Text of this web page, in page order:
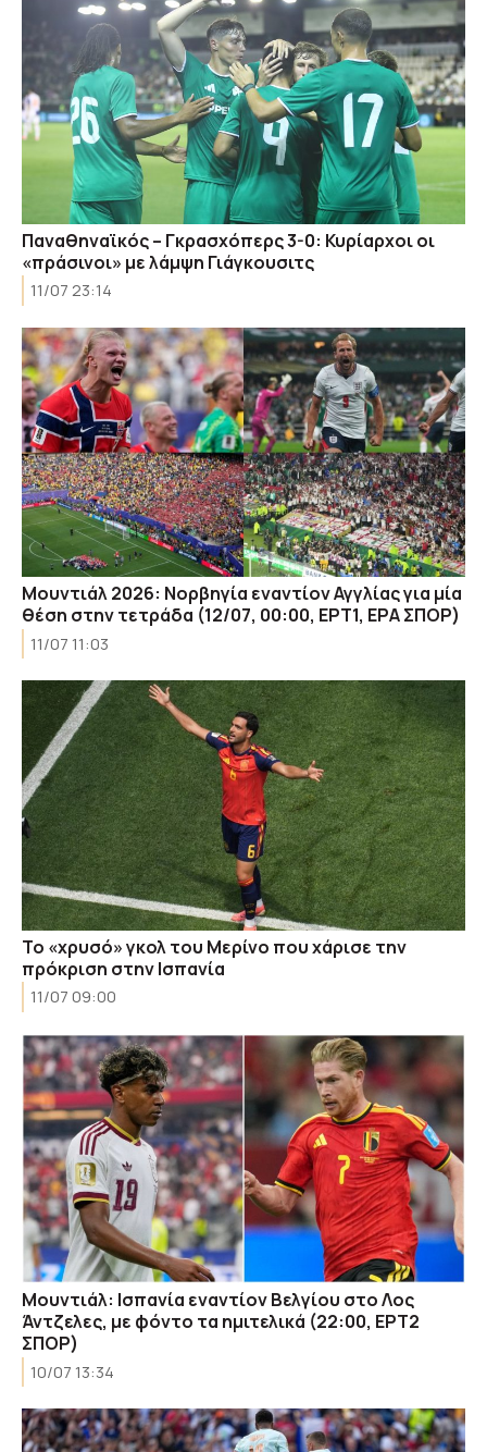
Παναθηναϊκός – Γκρασχόπερς 3-0: Κυρίαρχοι οι
«πράσινοι» με λάμψη Γιάγκουσιτς
11/07 23:14
Μουντιάλ 2026: Νορβηγία εναντίον Αγγλίας για μία
θέση στην τετράδα (12/07, 00:00, ΕΡΤ1, ΕΡΑ ΣΠΟΡ)
11/07 11:03
Το «χρυσό» γκολ του Μερίνο που χάρισε την
πρόκριση στην Ισπανία
11/07 09:00
Μουντιάλ: Ισπανία εναντίον Βελγίου στο Λος
Άντζελες, με φόντο τα ημιτελικά (22:00, ΕΡΤ2
ΣΠΟΡ)
10/07 13:34